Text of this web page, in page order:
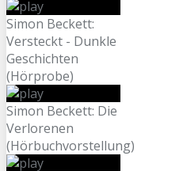
Simon Beckett:
Versteckt - Dunkle
Geschichten
(Hörprobe)
Simon Beckett: Die
Verlorenen
(Hörbuchvorstellung)